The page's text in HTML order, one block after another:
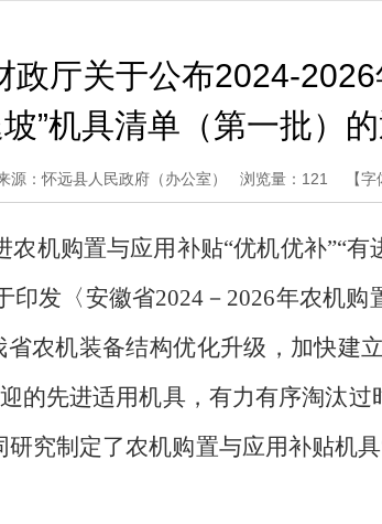
厅关于公布2024-
坡”机具清单（第一批）
源：怀远县人民政府（办公室） 浏览量： 121 【字
农机购置与应用补贴“优机优补”“有
印发〈安徽省2024 － 2026年农机购
农机装备结构优化升级，加快建
的先进适用机具，有力有序淘汰
究制定了农机购置与应用补贴机具